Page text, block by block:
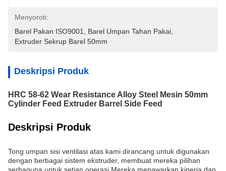
Menyoroti:
Barel Pakan ISO9001
Barel Umpan Tahan Pakai
Extruder Sekrup Barel 50mm
Deskripsi Produk
HRC 58-62 Wear Resistance Alloy Steel Mesin 50mm
Cylinder Feed Extruder Barrel Side Feed
Deskripsi Produk
Tong umpan sisi ventilasi atas kami dirancang untuk digunakan
dengan berbagai sistem ekstruder, membuat mereka pilihan